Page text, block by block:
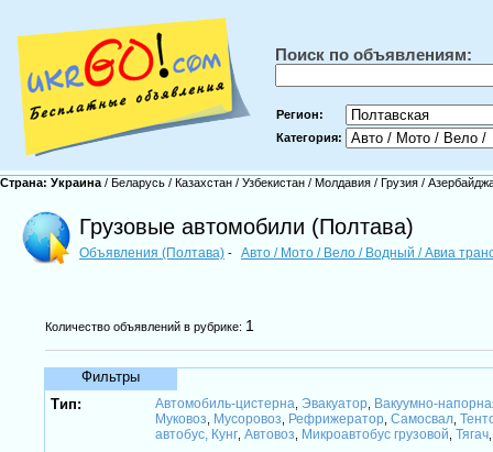
Поиск по объявлениям:
Регион:
Категория:
Страна: Украина / Беларусь / Казахстан / Узбекистан / Молдавия / Грузия /
Грузовые автомобили (Полтава)
Объявления (Полтава) - Авто / Мото / Вело / Водный / Авиа
Количество объявлений в рубрике: 1
Фильтры
Тип:
Автомобиль-цистерна Эвакуатор,
Вакуумно-
Муковоз
Мусоровоз Рефрижератор, Самосвал,
автобус, Кунг, Автовоз Микроавтобус грузовой Тягач